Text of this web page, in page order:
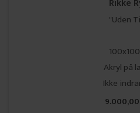
Rikke
"Uden
Akryl på
Ikke